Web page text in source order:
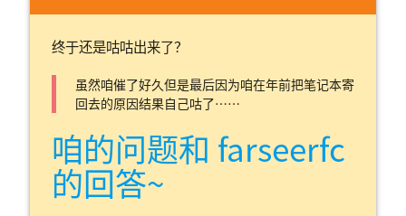
终于还是咕咕出来了？
虽然咱催了好久但是最后因为咱在年前把笔记本寄
回去的原因结果自己咕了……
咱的问题和 farseerfc
的回答~